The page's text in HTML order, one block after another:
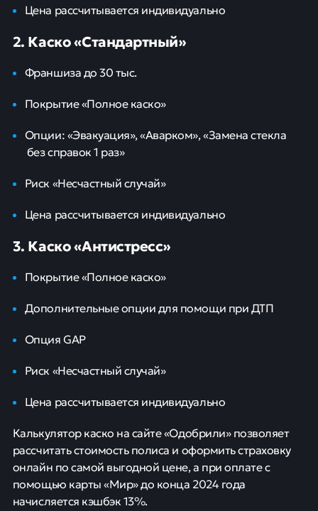
Цена рассчитывается индивидуально
2. Каско «Стандартный»
Франшиза до 30 тыс.
Покрытие «Полное каско»
Опции: «Эвакуация», «Аварком», «Замена стекла
без справок 1 раз»
Риск «Несчастный случай»
Цена рассчитывается индивидуально
3. Каско «Антистресс»
Покрытие «Полное каско»
Дополнительные опции для помощи при ДТП
Опция GAP
Риск «Несчастный случай»
Цена рассчитывается индивидуально
Калькулятор каско на сайте «Одобрили» позволяет
рассчитать стоимость полиса и оформить страховку
онлайн по самой выгодной цене, а при оплате с
помощью карты «Мир» до конца 2024 года
начисляется кэшбэк 13%.